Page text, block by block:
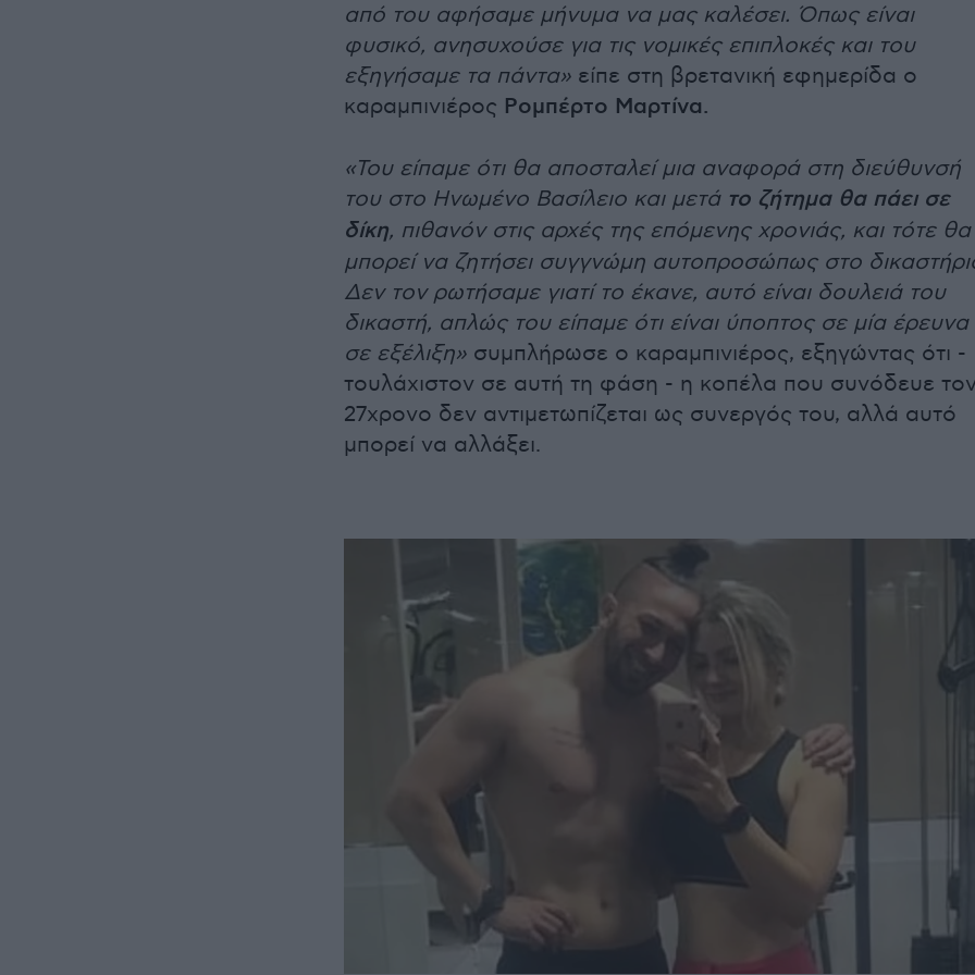
από του αφήσαμε μήνυμα να μας καλέσει. Όπως είναι
φυσικό, ανησυχούσε για τις νομικές επιπλοκές και του
εξηγήσαμε τα πάντα» είπε στη βρετανική εφημερίδα ο
καραμπινιέρος Ρομπέρτο Μαρτίνα.
«Του είπαμε ότι θα αποσταλεί μια αναφορά στη διεύθυνσή
του στο Ηνωμένο Βασίλειο και μετά το ζήτημα θα πάει σε
δίκη, πιθανόν στις αρχές της επόμενης χρονιάς, και τότε θα
μπορεί να ζητήσει συγγνώμη αυτοπροσώπως στο
Δεν τον ρωτήσαμε γιατί το έκανε, αυτό είναι δουλειά του
δικαστή, απλώς του είπαμε ότι είναι ύποπτος σε μία έρευνα
σε εξέλιξη» συμπλήρωσε ο καραμπινιέρος, εξηγώντας ότι -
τουλάχιστον σε αυτή τη φάση - η κοπέλα που συνόδευε
27χρονο δεν αντιμετωπίζεται ως συνεργός του, αλλά αυτό
μπορεί να αλλάξει.